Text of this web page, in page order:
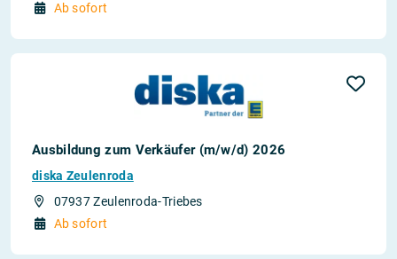
Ab sofort
Ausbildung zum Verkäufer (m/w/d) 2026
diska Zeulenroda
07937 Zeulenroda-Triebes
Ab sofort